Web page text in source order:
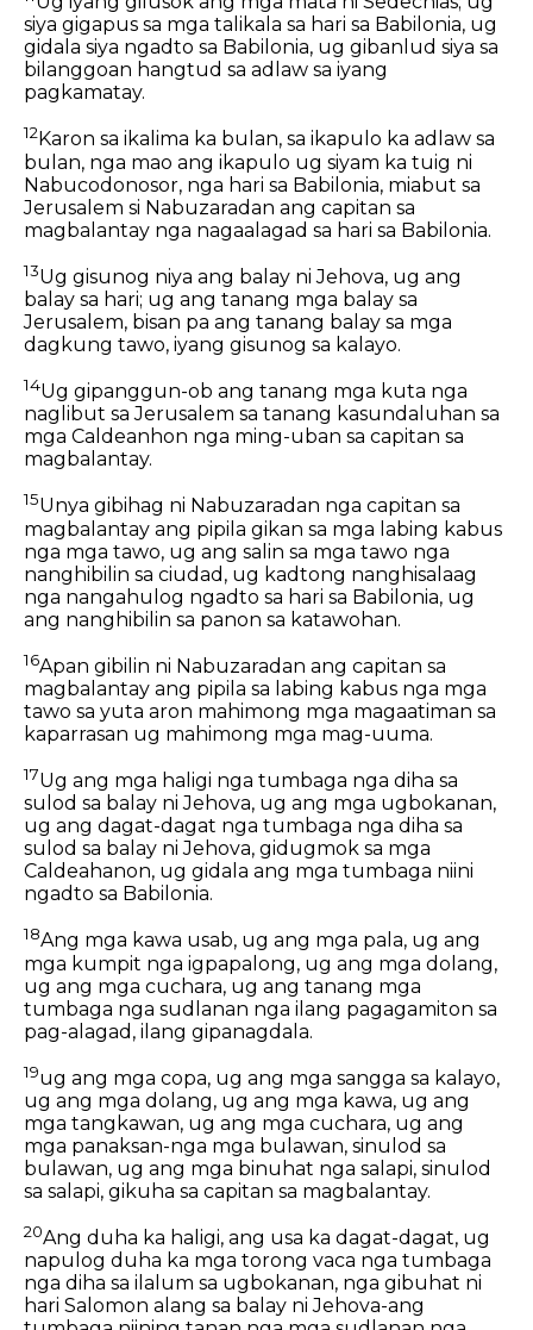
siya gigapus sa mga talikala sa hari sa Babilonia, ug
gidala siya ngadto sa Babilonia, ug gibanlud siya sa
bilanggoan hangtud sa adlaw sa iyang
pagkamatay.
12Karon sa ikalima ka bulan, sa ikapulo ka adlaw sa
bulan, nga mao ang ikapulo ug siyam ka tuig ni
Nabucodonosor, nga hari sa Babilonia, miabut sa
Jerusalem si Nabuzaradan ang capitan sa
magbalantay nga nagaalagad sa hari sa Babilonia.
13Ug gisunog niya ang balay ni Jehova, ug ang
balay sa hari; ug ang tanang mga balay sa
Jerusalem, bisan pa ang tanang balay sa mga
dagkung tawo, iyang gisunog sa kalayo.
14Ug gipanggun-ob ang tanang mga kuta nga
naglibut sa Jerusalem sa tanang kasundaluhan sa
mga Caldeanhon nga ming-uban sa capitan sa
magbalantay.
15Unya gibihag ni Nabuzaradan nga capitan sa
magbalantay ang pipila gikan sa mga labing kabus
nga mga tawo, ug ang salin sa mga tawo nga
nanghibilin sa ciudad, ug kadtong nanghisalaag
nga nangahulog ngadto sa hari sa Babilonia, ug
ang nanghibilin sa panon sa katawohan.
16Apan gibilin ni Nabuzaradan ang capitan sa
magbalantay ang pipila sa labing kabus nga mga
tawo sa yuta aron mahimong mga magaatiman sa
kaparrasan ug mahimong mga mag-uuma.
17Ug ang mga haligi nga tumbaga nga diha sa
sulod sa balay ni Jehova, ug ang mga ugbokanan,
ug ang dagat-dagat nga tumbaga nga diha sa
sulod sa balay ni Jehova, gidugmok sa mga
Caldeahanon, ug gidala ang mga tumbaga niini
ngadto sa Babilonia.
18Ang mga kawa usab, ug ang mga pala, ug ang
mga kumpit nga igpapalong, ug ang mga dolang,
ug ang mga cuchara, ug ang tanang mga
tumbaga nga sudlanan nga ilang pagagamiton sa
pag-alagad, ilang gipanagdala.
19ug ang mga copa, ug ang mga sangga sa kalayo,
ug ang mga dolang, ug ang mga kawa, ug ang
mga tangkawan, ug ang mga cuchara, ug ang
mga panaksan-nga mga bulawan, sinulod sa
bulawan, ug ang mga binuhat nga salapi, sinulod
sa salapi, gikuha sa capitan sa magbalantay.
20Ang duha ka haligi, ang usa ka dagat-dagat, ug
napulog duha ka mga torong vaca nga tumbaga
nga diha sa ilalum sa ugbokanan, nga gibuhat ni
hari Salomon alang sa balay ni Jehova-ang